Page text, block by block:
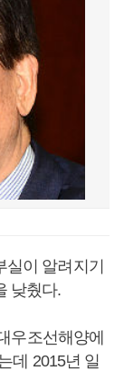
이 알려지기
낮췄다.
우조선해양에
데 2015년 일